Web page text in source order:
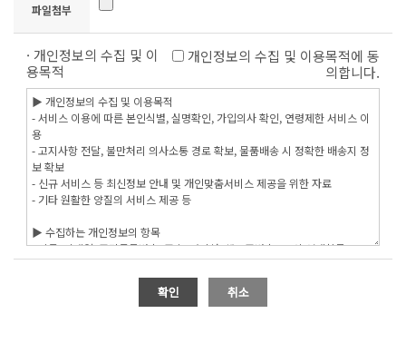
파일첨부
· 개인정보의 수집 및 이
용목적
개인정보의 수집 및 이용목적에 동
의합니다.